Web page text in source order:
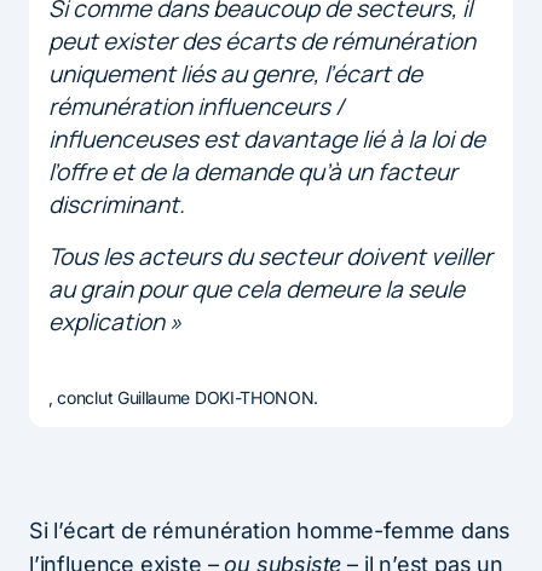
Si comme dans beaucoup de secteurs, il
peut exister des écarts de rémunération
uniquement liés au genre, l’écart de
rémunération influenceurs /
influenceuses est davantage lié à la loi de
l’offre et de la demande qu’à un facteur
discriminant.
Tous les acteurs du secteur doivent veiller
au grain pour que cela demeure la seule
explication »
, conclut Guillaume DOKI-THONON.
Si l’écart de rémunération homme-femme dans
l’influence existe –ou subsiste – il n’est pas un